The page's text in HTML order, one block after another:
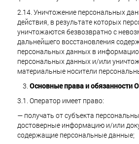
2.14. Уничтожение персональных
действия, в результате которых
уничтожаются безвозвратно с
дальнейшего восстановления
персональных данных в
персональных данных и/или
материальные носители
Основные права и обязанности
3.1. Оператор имеет право:
— получать от субъекта
достоверные информацию и/или
содержащие персональные данные;